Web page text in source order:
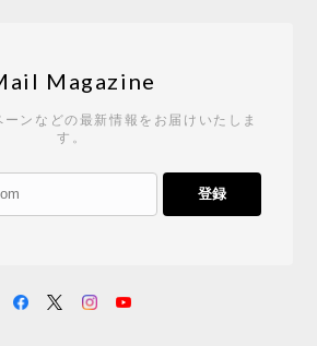
Magazine
ンなどの最新情報をお届けいたしま
す。
登録